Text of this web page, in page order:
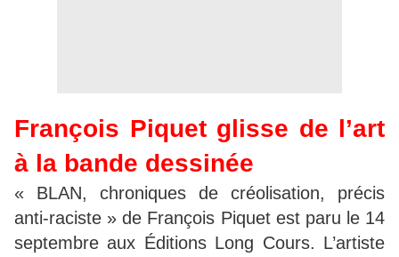
François Piquet glisse de l’art
à la bande dessinée
« BLAN, chroniques de créolisation, précis
anti-raciste » de François Piquet est paru le 14
septembre aux Éditions Long Cours. L’artiste